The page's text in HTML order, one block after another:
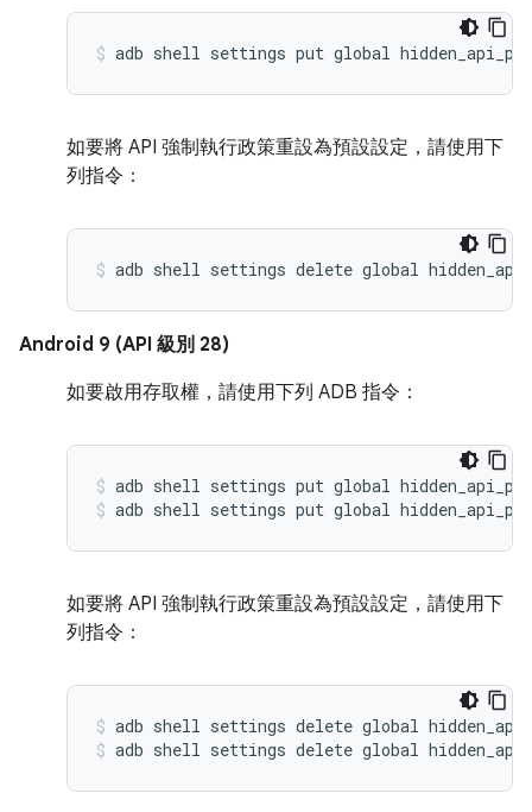
如要將 API 強制執行政策重設為預設設定，請使用下
列指令：
Android 9 (API 級別 28)
如要啟用存取權，請使用下列 ADB 指令：
adb shell settings put global
adb shell settings put global
如要將 API 強制執行政策重設為預設設定，請使用下
列指令：
adb shell settings delete global
adb shell settings delete global